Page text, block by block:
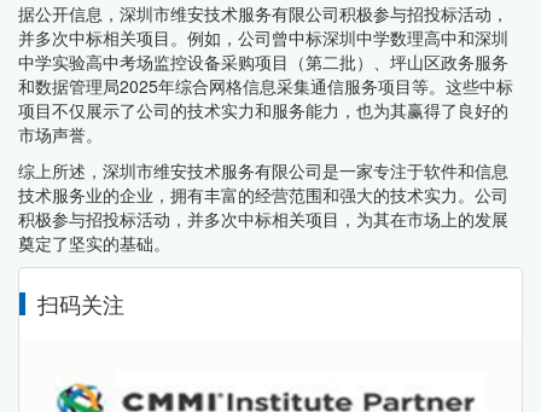
据公开信息，深圳市维安技术服务有限公司积极参与招投标活动，
并多次中标相关项目。例如，公司曾中标深圳中学数理高中和深圳
中学实验高中考场监控设备采购项目（第二批）、坪山区政务服务
和数据管理局2025年综合网格信息采集通信服务项目等。这些中标
项目不仅展示了公司的技术实力和服务能力，也为其赢得了良好的
市场声誉。
综上所述，深圳市维安技术服务有限公司是一家专注于软件和信息
技术服务业的企业，拥有丰富的经营范围和强大的技术实力。公司
积极参与招投标活动，并多次中标相关项目，为其在市场上的发展
奠定了坚实的基础。
扫码关注